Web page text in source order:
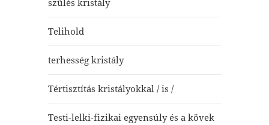
szülés kristály
Telihold
terhesség kristály
Tértisztítás kristályokkal / is /
Testi-lelki-fizikai egyensúly és a kövek